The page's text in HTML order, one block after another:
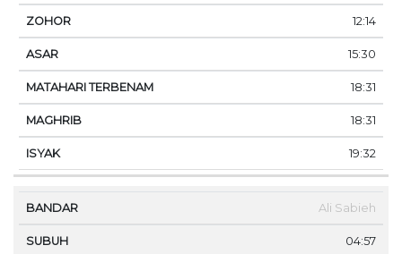
12:14
15:30
18:31
18:31
19:32
Ali Sabieh
04:57